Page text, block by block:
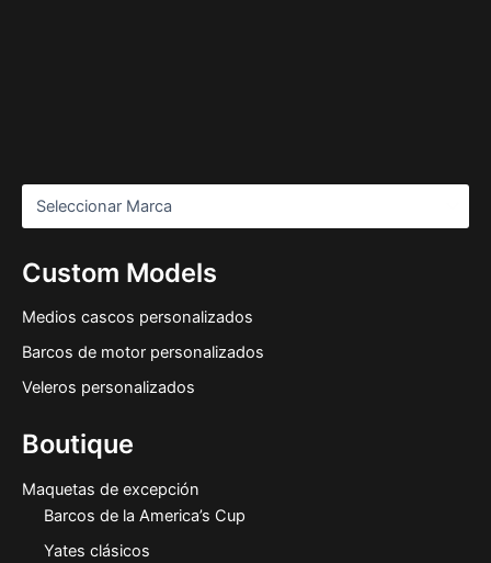
Custom Models
Medios cascos personalizados
Barcos de motor personalizados
Veleros personalizados
Boutique
Maquetas de excepción
Barcos de la America’s Cup
Yates clásicos